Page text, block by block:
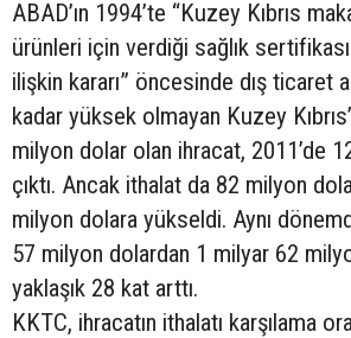
ABAD’ın 1994’te “Kuzey Kıbrıs
ürünleri için verdiği sağlık
ilişkin kararı” öncesinde dış ticaret
kadar yüksek olmayan Kuzey
milyon dolar olan ihracat, 2011’de
çıktı. Ancak ithalat da 82 milyon
milyon dolara yükseldi. Aynı
57 milyon dolardan 1 milyar 62
yaklaşık 28 kat arttı.
KKTC, ihracatın ithalatı karşılama